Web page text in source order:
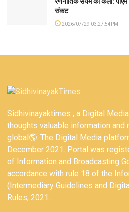
संकट
2026/07/29 03:27:54PM
Sidhivinayaktimes , a Digital
thoughts valuable information and
global🌎. The Digital Media
December 2021. Portal was
of Information and Broadcasting
accordance with rule 18 of the
(Intermediary Guidelines and
Rules, 2021.